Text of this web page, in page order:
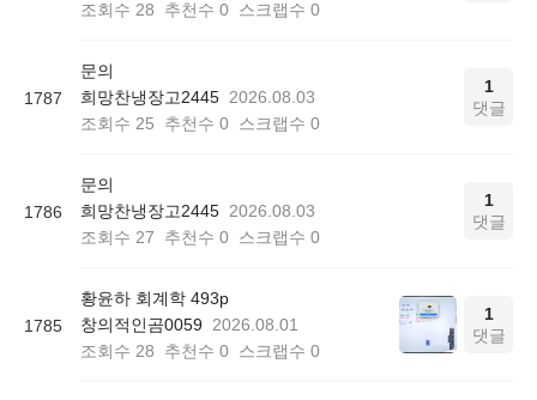
조회수 28 추천수 0 스크랩수 0
1787
문의
희망찬냉장고2445 2026.08.03
조회수 25 추천수 0 스크랩수 0
1
댓글
1786
문의
희망찬냉장고2445 2026.08.03
조회수 27 추천수 0 스크랩수 0
1
댓글
1785
황윤하 회계학 493p
창의적인곰0059
2026.08.01
조회수 28 추천수 0 스크랩수 0
1
댓글